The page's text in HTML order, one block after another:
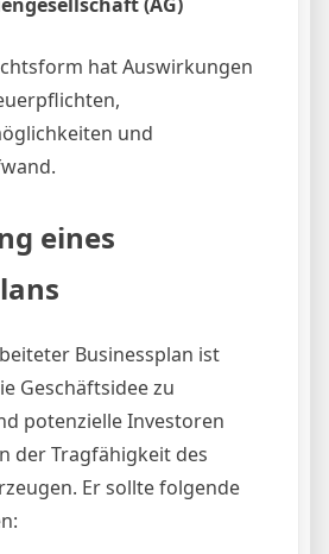
hat Auswirkungen
und
eines
Businessplan ist
Geschäftsidee zu
potenzielle Investoren
der Tragfähigkeit des
Er sollte folgende